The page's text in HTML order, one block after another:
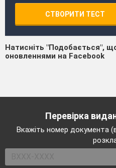
СТВОРИТИ ТЕСТ
Натисніть "Подобається",
оновленнями на Facebook
Перевірка
Вкажіть номер документа